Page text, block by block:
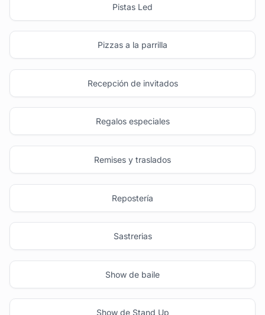
Pistas Led
Pizzas a la parrilla
Recepción de invitados
Regalos especiales
Remises y traslados
Repostería
Sastrerias
Show de baile
Show de Stand Up